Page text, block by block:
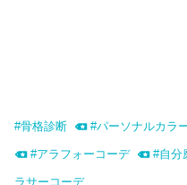
#骨格診断 #パーソナルカラ
#アラフォーコーデ #自分
ラサーコーデ